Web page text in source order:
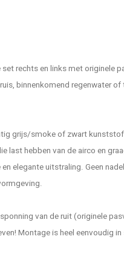
rechts en links met originele
binnenkomend regenwater
grijs/smoke of zwart
last hebben van de airco en
elegante uitstraling. Geen
van de ruit (originele
Montage is heel eenvoudig